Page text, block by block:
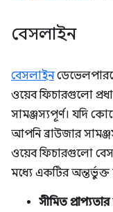
বেসলাইন
বেসলাইন
ওয়েব ফিচারগুলো
সামঞ্জস্যপূর্ণ। যদি
আপনি ব্রাউজার
ওয়েব ফিচারগুলো
মধ্যে একটির
সীমিত প্রাপ্যতার